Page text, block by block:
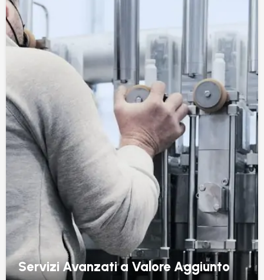
Servizi Avanzati a Valore Aggiunto